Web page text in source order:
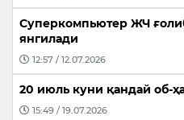
Суперкомпьютер ЖЧ
янгилади
12:57 / 12.07.2026
20 июль куни қандай об-
15:49 / 19.07.2026